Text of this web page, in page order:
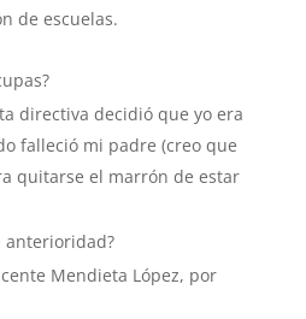
de escuelas.
directiva decidió que yo era
falleció mi padre (creo que
quitarse el marrón de estar
anterioridad?
Mendieta López, por